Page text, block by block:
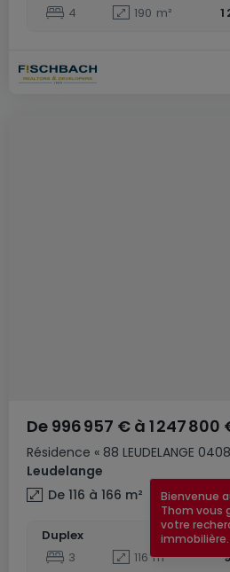
4
190 m²
Résidence « 88 LEUDELANGE
Leudelange
De 996 957 € à 1 247 800
De 116 à 166 m²
Duplex
3
116 m²
Bienvenue
Thom vous
votre
immobilière.